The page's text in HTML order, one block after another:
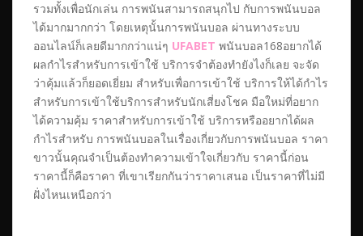
รวมทั้งเพื่อนักเล่น การพนันสามารถสนุกไป กับการพนันบอล
ได้มากมากกว่า โดยเหตุนั้นการพนันบอล ผ่านทางระบบ
ออนไลน์ก็เลยดีมากกว่าแน่ๆ UFABET พนันบอล168อยากได้
ผลกำไรสำหรับการเข้าใช้ บริการจำต้องทำยังไงก็เลย จะจัด
ว่าคุ้มแล้วก็ยอดเยี่ยม สำหรับเพื่อการเข้าใช้ บริการให้ได้กำไร
สำหรับการเข้าใช้บริการสำหรับนักเสี่ยงโชค มือใหม่ที่อยาก
ได้ความคุ้ม ราคาสำหรับการเข้าใช้ บริการหรืออยากได้ผล
กำไรสำหรับ การพนันบอลในเรื่องเกี่ยวกับการพนันบอล ราคา
ขาวนั้นคุณจำเป็นต้องทำความเข้าใจเกี่ยวกับ ราคานี้ก่อน
ราคานี้ก็คือราคา ที่เขาเรียกกันว่าราคาเสนอ เป็นราคาที่ไม่มี
ฝั่งไหนเหนือกว่า